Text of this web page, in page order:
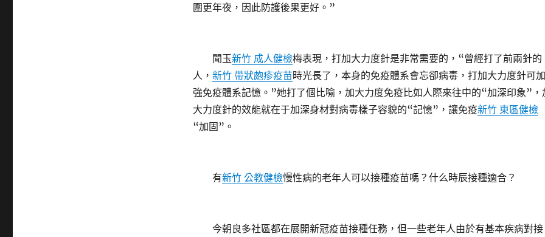
圍更年夜，因此防護後果更好。”
聞玉新竹 成人健檢梅表現，打加大力度針是非常需要的，“曾經打了前兩針的
人， 新竹 帶狀皰疹疫苗時光長了，本身的免疫體系會忘卻病毒，打加大力度針可加
強免疫體系記憶。”她打了個比喻，加大力度免疫比如人際來往中的“加深印象”，
大力度針的效能就在于加深身材對病毒樣子容貌的“記憶”，讓免疫新竹 東區健檢
“加固”。
有新竹 公教健檢慢性病的老年人可以接種疫苗嗎？什么時辰接種適合？
今朝良多社區都在展開新冠疫苗接種任務，但一些老年人由於有基本疾病對接